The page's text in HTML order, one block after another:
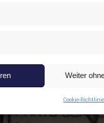
Weiter
Cookie-Richtlinie